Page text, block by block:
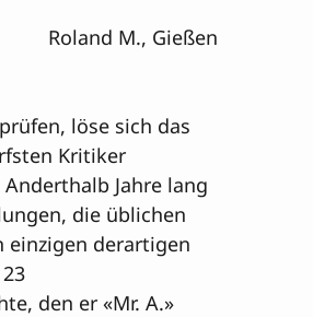
Roland M., Gießen
löse sich das
Kritiker
Jahre lang
die üblichen
einzigen derartigen
den er «Mr. A.»